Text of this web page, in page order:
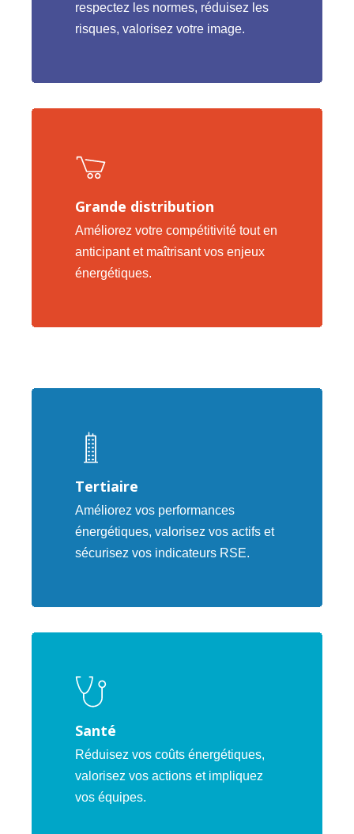
respectez les normes, réduisez les
risques, valorisez votre image.
Grande distribution
Améliorez votre compétitivité tout en
anticipant et maîtrisant vos enjeux
énergétiques.
Tertiaire
Améliorez vos performances
énergétiques, valorisez vos actifs et
sécurisez vos indicateurs RSE.
Santé
Réduisez vos coûts énergétiques,
valorisez vos actions et impliquez
vos équipes.